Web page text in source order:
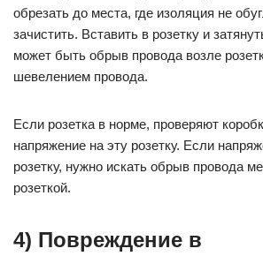
обрезать до места, где изоляция не
зачистить. Вставить в розетку и
может быть обрыв провода возле
шевелением провода.
Если розетка в норме, проверяют
напряжение на эту розетку. Если
розетку, нужно искать обрыв провода
розеткой.
4) Повреждение в